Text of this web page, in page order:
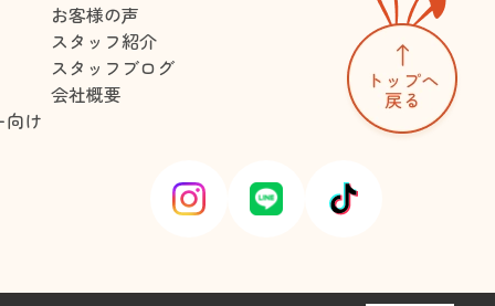
向け
お客様の声
スタッフ紹介
スタッフブログ
会社概要